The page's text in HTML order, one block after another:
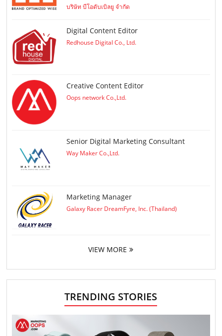
บริษัท บีโอดับเบิลยู จำกัด
Digital Content Editor
Redhouse Digital Co., Ltd.
Creative Content Editor
Oops network Co.,Ltd.
Senior Digital Marketing Consultant
Way Maker Co.,Ltd.
Marketing Manager
Galaxy Racer DreamFyre, Inc. (Thailand)
VIEW MORE
TRENDING STORIES